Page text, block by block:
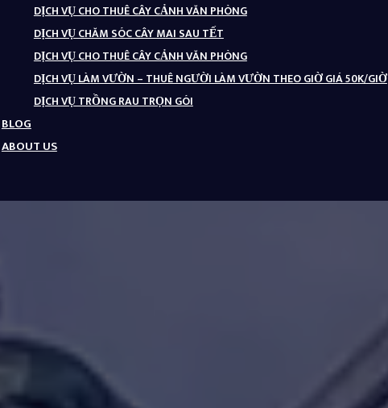
DỊCH VỤ CHO THUÊ CÂY CẢNH VĂN PHÒNG
DỊCH VỤ CHĂM SÓC CÂY MAI SAU TẾT
DỊCH VỤ CHO THUÊ CÂY CẢNH VĂN PHÒNG
DỊCH VỤ LÀM VƯỜN – THUÊ NGƯỜI LÀM VƯỜN THEO GIỜ GIÁ 50K/GIỜ
DỊCH VỤ TRỒNG RAU TRỌN GÓI
BLOG
ABOUT US